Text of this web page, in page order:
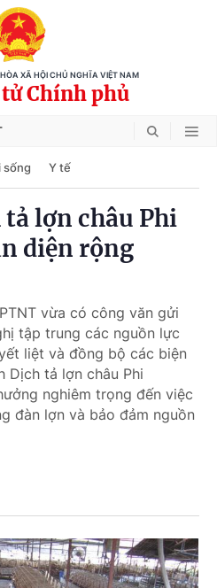
XÃ HỘI CHỦ NGHĨA VIỆT NAM
Chính phủ
sống Y tế
lợn châu Phi
diện rộng
vừa có công văn gửi
tập trung các nguồn lực
liệt và đồng bộ các biện
Dịch tả lợn châu Phi
nghiêm trọng đến việc
đàn lợn và bảo đảm nguồn